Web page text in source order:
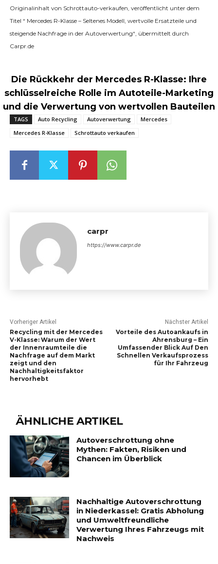
Originalinhalt von Schrottauto-verkaufen, veröffentlicht unter dem
Titel “ Mercedes R-Klasse – Seltenes Modell, wertvolle Ersatzteile und
steigende Nachfrage in der Autoverwertung“, übermittelt durch
Carpr.de
Die Rückkehr der Mercedes R-Klasse: Ihre
schlüsselreiche Rolle im Autoteile-Marketing
und die Verwertung von wertvollen Bauteilen
TAGS Auto Recycling Autoverwertung
Mercedes
Mercedes R-Klasse
Schrottauto verkaufen
carpr
https://www.carpr.de
Vorheriger Artikel
Recycling mit der Mercedes
V-Klasse: Warum der Wert
der Innenraumteile die
Nachfrage auf dem Markt
zeigt und den
Nachhaltigkeitsfaktor
hervorhebt
Nächster Artikel
Vorteile des Autoankaufs in
Ahrensburg – Ein
Umfassender Blick Auf Den
Schnellen Verkaufsprozess
für Ihr Fahrzeug
ÄHNLICHE ARTIKEL
Autoverschrottung ohne
Mythen: Fakten, Risiken und
Chancen im Überblick
Nachhaltige Autoverschrottung
in Niederkassel: Gratis Abholung
und Umweltfreundliche
Verwertung Ihres Fahrzeugs mit
Nachweis